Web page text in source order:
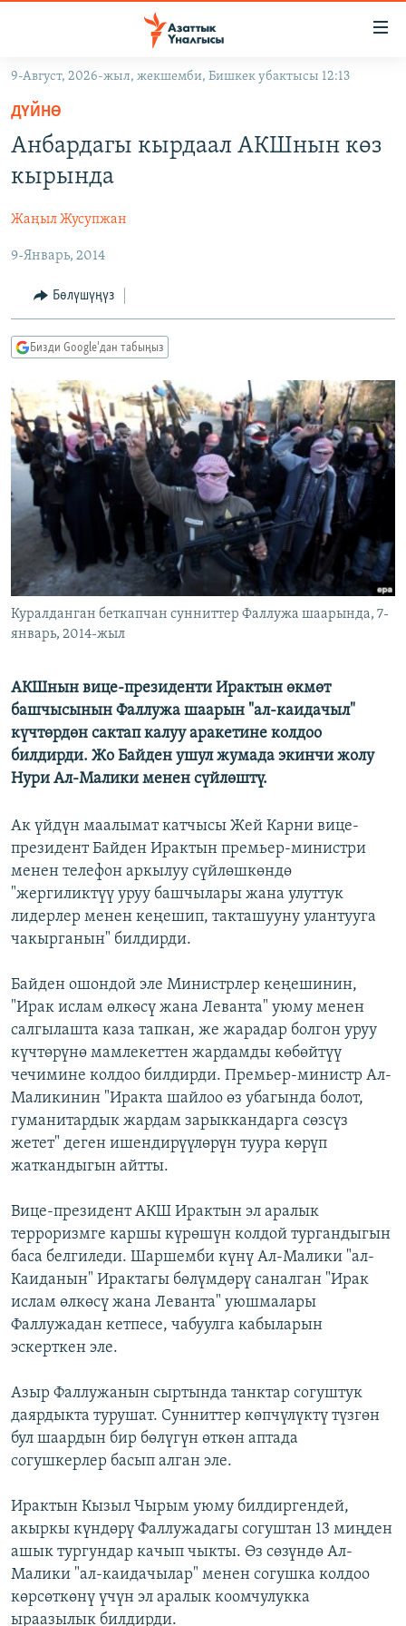
Навигацияга
өтүңүз
Издөөгө
салыңыз
ЖАҢЫЛЫКТАР
КЫРГЫЗСТАН
КЫРГЫЗСТАН
ЭКОНОМИКА
МАДАНИЯТ
ДҮЙНӨ
БОРБОР АЗИЯ
УКРАИНА
АТАЙЫН ИЛИКТӨӨ
ТВ ПРОГРАММАЛАР
БҮГҮН АЗАТТЫКТА
БИЗ ЖАНА ДҮЙНӨ
ДАНИСТЕ
ЭЖЕ-СИҢДИЛЕР
АЗАТТЫК+
ЫҢГАЙСЫЗ СУРООЛОР
ПОДКАСТ
ӨЗГӨЧӨ ПИКИР
ОНЛАЙН ШЕРИНЕ
ЭЕ/АРнун бардык сайттары
9-Август, 2026-жыл, жекшемби, Бишкек убактысы 12:13
ДҮЙНӨ
Анбардагы кырдаал АКШнын көз
кырында
Жаңыл Жусупжан
9-Январь, 2014
Бөлүшүңүз
Бизди Google'дан табыңыз
Куралданган беткапчан сунниттер Фаллужа шаарында, 7-
январь, 2014-жыл
АКШнын вице-президенти Ирактын өкмөт
башчысынын Фаллужа шаарын "ал-каидачыл"
күчтөрдөн сактап калуу аракетине колдоо
билдирди. Жо Байден ушул жумада экинчи жолу
Нури Ал-Малики менен сүйлөштү.
Ак үйдүн маалымат катчысы Жей Карни вице-
президент Байден Ирактын премьер-министри
менен телефон аркылуу сүйлөшкөндө
"жергиликтүү уруу башчылары жана улуттук
лидерлер менен кеңешип, такташууну улантууга
чакырганын" билдирди.
Байден ошондой эле Министрлер кеңешинин,
"Ирак ислам өлкөсү жана Леванта" уюму менен
салгылашта каза тапкан, же жарадар болгон уруу
күчтөрүнө мамлекеттен жардамды көбөйтүү
чечимине колдоо билдирди. Премьер-министр Ал-
Маликинин "Иракта шайлоо өз убагында болот,
гуманитардык жардам зарыккандарга сөзсүз
жетет" деген ишендирүүлөрүн туура көрүп
жаткандыгын айтты.
Вице-президент АКШ Ирактын эл аралык
терроризмге каршы күрөшүн колдой тургандыгын
баса белгиледи. Шаршемби күнү Ал-Малики "ал-
Каиданын" Ирактагы бөлүмдөрү саналган "Ирак
ислам өлкөсү жана Леванта" уюшмалары
Фаллужадан кетпесе, чабуулга кабыларын
эскерткен эле.
Азыр Фаллужанын сыртында танктар согуштук
даярдыкта турушат. Сунниттер көпчүлүктү түзгөн
бул шаардын бир бөлүгүн өткөн аптада
согушкерлер басып алган эле.
Ирактын Кызыл Чырым уюму билдиргендей,
акыркы күндөрү Фаллужадагы согуштан 13 миңден
ашык тургундар качып чыкты. Өз сөзүндө Ал-
Малики "ал-каидачылар" менен согушка колдоо
көрсөткөнү үчүн эл аралык коомчулукка
ыраазылык билдирди.